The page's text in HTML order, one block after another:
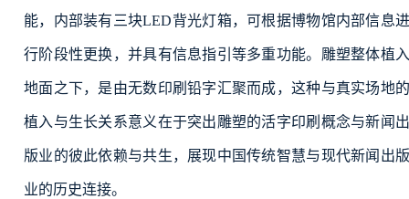
能，内部装有三块LED背光灯箱，可根据博物馆内部信息进
行阶段性更换，并具有信息指引等多重功能。雕塑整体植入
地面之下，是由无数印刷铅字汇聚而成，这种与真实场地的
植入与生长关系意义在于突出雕塑的活字印刷概念与新闻出
版业的彼此依赖与共生，展现中国传统智慧与现代新闻出版
业的历史连接。